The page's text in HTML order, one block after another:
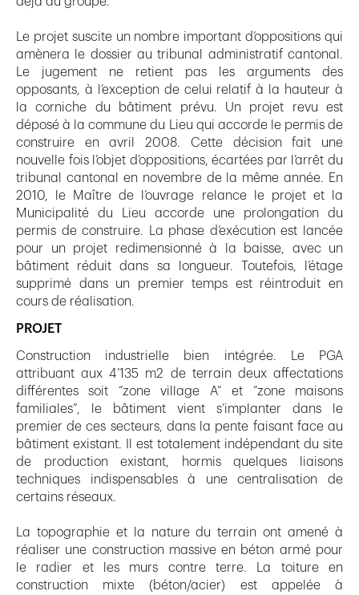
Le projet suscite un nombre important d’oppositions qui
amènera le dossier au tribunal administratif cantonal.
Le jugement ne retient pas les arguments des
opposants, à l’exception de celui relatif à la hauteur à
la corniche du bâtiment prévu. Un projet revu est
déposé à la commune du Lieu qui accorde le permis de
construire en avril 2008. Cette décision fait une
nouvelle fois l’objet d’oppositions, écartées par l’arrêt du
tribunal cantonal en novembre de la même année. En
2010, le Maître de l’ouvrage relance le projet et la
Municipalité du Lieu accorde une prolongation du
permis de construire. La phase d’exécution est lancée
pour un projet redimensionné à la baisse, avec un
bâtiment réduit dans sa longueur. Toutefois, l’étage
supprimé dans un premier temps est réintroduit en
cours de réalisation.
PROJET
Construction industrielle bien intégrée. Le PGA
attribuant aux 4’135 m2 de terrain deux affectations
différentes soit “zone village A” et “zone maisons
familiales”, le bâtiment vient s’implanter dans le
premier de ces secteurs, dans la pente faisant face au
bâtiment existant. Il est totalement indépendant du site
de production existant, hormis quelques liaisons
techniques indispensables à une centralisation de
certains réseaux.
La topographie et la nature du terrain ont amené à
réaliser une construction massive en béton armé pour
le radier et les murs contre terre. La toiture en
construction mixte (béton/acier) est appelée à